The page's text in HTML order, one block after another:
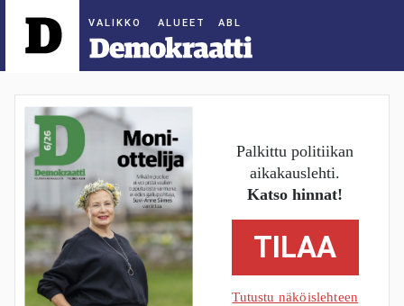
ALUEET
Palkittu politiikan
aikakauslehti.
Katso hinnat!
TILAA
Tutustu näköislehteen